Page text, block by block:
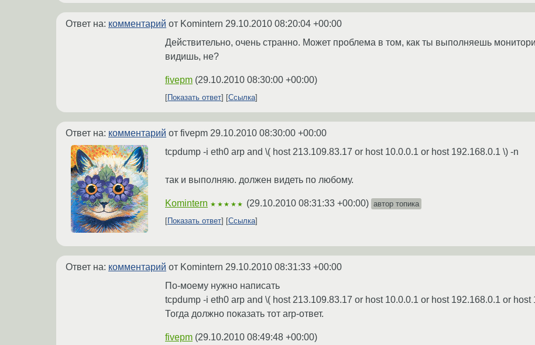
Ответ на: комментарий от Komintern 29.10.2010 08:20:04 +00:00
Действительно, очень странно. Может проблема в том, как ты выполняешь
видишь, не?
fivepm (29.10.2010 08:30:00 +00:00)
Показать ответ Ссылка
Ответ на: комментарий от fivepm 29.10.2010 08:30:00 +00:00
tcpdump -i eth0 arp and \( host 213.109.83.17 or host 10.0.0.1 or host 192.168.0.1 \) -n
так и выполняю. должен видеть по любому.
Komintern ★★★★★ (29.10.2010 08:31:33 +00:00) автор топика
Показать ответ
Ссылка
Ответ на: комментарий от Komintern 29.10.2010 08:31:33 +00:00
По-моему нужно написать
tcpdump -i eth0 arp and \( host 213.109.83.17 or host 10.0.0.1 or host 192.168.0.1 or host
Тогда должно показать тот arp-ответ.
fivepm (29.10.2010 08:49:48 +00:00)